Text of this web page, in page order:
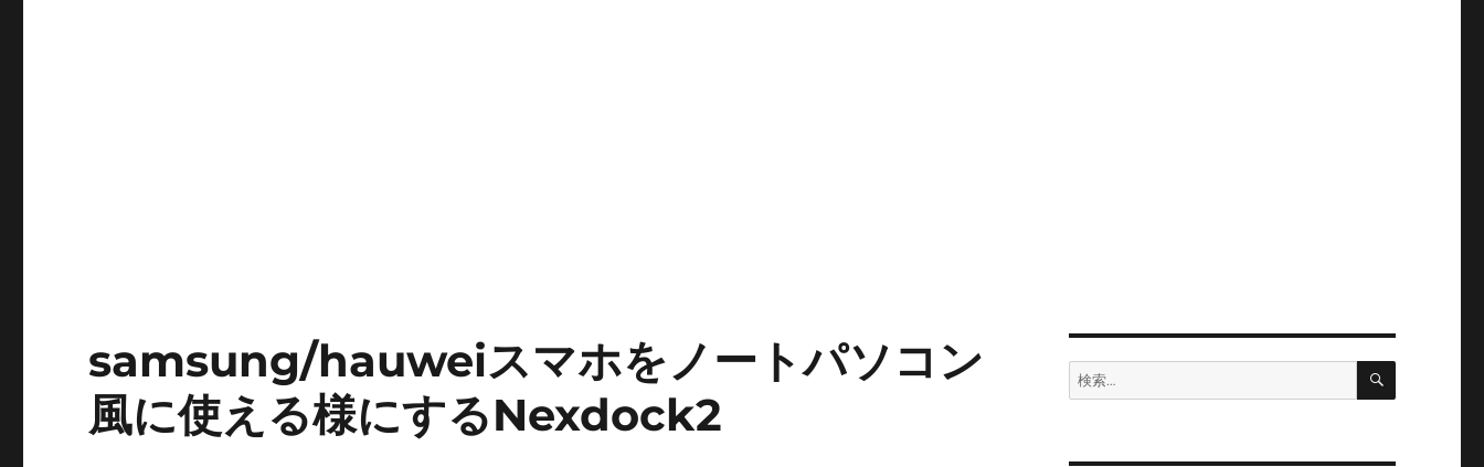
samsung/hauweiスマホをノートパソコン
風に使える様にするNexdock2
検
索:
検